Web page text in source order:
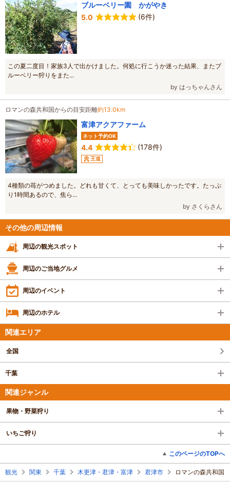
ブルーベリー園 かがやき
5.0
(6件)
この夏二度目！家族3人で出かけました。何処に行こうか迷った結果、またブ
ルーベリー狩りをまた...
by はっちゃんさん
ロマンの森共和国からの目安距離約13.0km
富津アクアファーム
ネット予約OK
4.4 (178件)
王道
4種類の苺がつめました。どれも甘くて、とっても美味しかったです。たっぷ
り1時間あるので、焦ら...
by さくらさん
その他の周辺情報
周辺の観光スポット
周辺のご当地グルメ
周辺のイベント
周辺のホテル
関連エリア
全国
千葉
関連ジャンル
果物・野菜狩り
いちご狩り
このページのTOPへ
観光 関東 千葉 木更津・君津・富津 君津市 ロマンの森共和国